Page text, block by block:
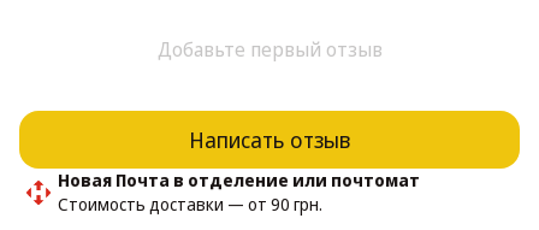
Добавьте первый отзыв
Написать отзыв
Новая Почта в отделение или почтомат
Стоимость доставки — от 90 грн.